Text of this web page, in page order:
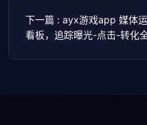
下一篇 : ayx游戏app 媒体
看板，追踪曝光-点击-转化